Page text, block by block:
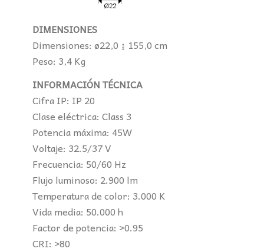
DIMENSIONES
Dimensiones: ø22,0 ↨ 155,0 cm
Peso: 3,4 Kg
INFORMACIÓN TÉCNICA
Cifra IP: IP 20
Clase eléctrica: Class 3
Potencia máxima: 45W
Voltaje: 32.5/37 V
Frecuencia: 50/60 Hz
Flujo luminoso: 2.900 lm
Temperatura de color: 3.000 K
Vida media: 50.000 h
Factor de potencia: >0.95
CRI: >80